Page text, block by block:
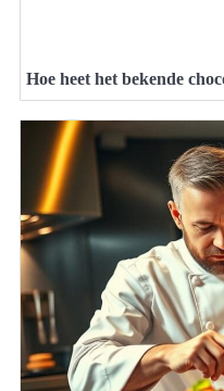
Hoe heet het bekende